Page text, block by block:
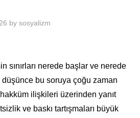
bysosyalizm
sınırları nerede başlar ve nerede
bu soruya çoğu zaman
ilişkileri üzerinden yanıt
ve baskı tartışmaları büyük